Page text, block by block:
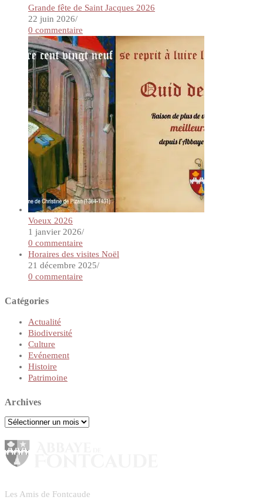
Grande fête de Saint Jacques 2026
22 juin 2026/
0 commentaire
Voeux 2026
1 janvier 2026/
0 commentaire
Horaires des visites Noël
21 décembre 2025/
0 commentaire
Catégories
Actualité
Biodiversité
Culture
Evénement
Histoire
Patrimoine
Archives
Archives
Les Amis de Fontcaude